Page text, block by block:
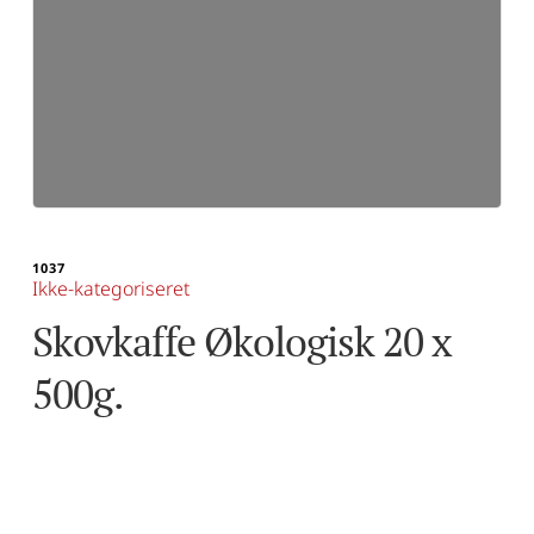
1037
Ikke-kategoriseret
Skovkaffe Økologisk 20 x
500g.